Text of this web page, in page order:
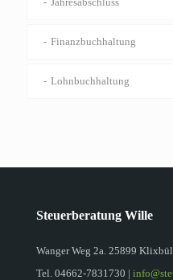
Finanzbuchhaltung
Lohnbuchhaltung
Steuerberatung Wille
Wanger Weg 2a. 25899
Tel. 04662-7831730 |